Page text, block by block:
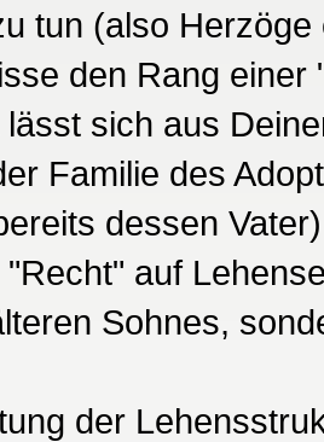
tun (also
den Rang
sich aus
Familie des
dessen
auf
Sohnes,
der